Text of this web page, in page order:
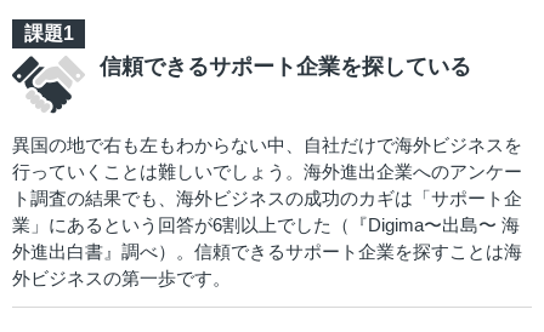
信頼できるサポート企業を探している
異国の地で右も左もわからない中、自社だけで海外ビジネスを
行っていくことは難しいでしょう。海外進出企業へのアンケー
ト調査の結果でも、海外ビジネスの成功のカギは「サポート企
業」にあるという回答が6割以上でした（『Digima〜出島〜 海
外進出白書』調べ）。信頼できるサポート企業を探すことは海
外ビジネスの第一歩です。